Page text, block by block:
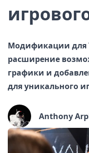
Модификации для
расширение
графики и
для уникального
Anthony